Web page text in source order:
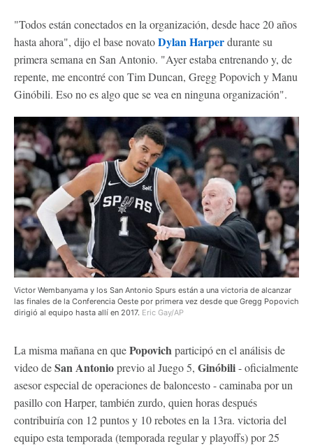
"Todos están conectados en la organización, desde hace 20 años
hasta ahora", dijo el base novatoDylan Harperdurante su
primera semana en San Antonio. "Ayer estaba entrenando y, de
repente, me encontré con Tim Duncan, Gregg Popovich y Manu
Ginóbili. Eso no es algo que se vea en ninguna organización".
Victor Wembanyama y los San Antonio Spurs están a una victoria de alcanzar
las finales de la Conferencia Oeste por primera vez desde que Gregg Popovich
dirigió al equipo hasta allí en 2017. Eric Gay/AP
La misma mañana en quePopovichparticipó en el análisis de
video deSan Antonioprevio al Juego 5, Ginóbili- oficialmente
asesor especial de operaciones de baloncesto - caminaba por un
pasillo con Harper, también zurdo, quien horas después
contribuiría con 12 puntos y 10 rebotes en la 13ra. victoria del
equipo esta temporada (temporada regular y playoffs) por 25